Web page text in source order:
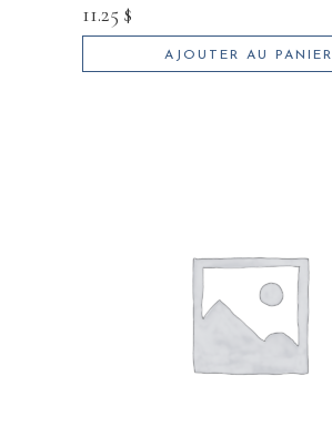
11.25 $
AJOUTER AU PANIER